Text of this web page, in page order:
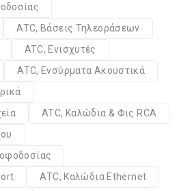
ATC, Βάσεις Τηλεοράσεων
ATC, Ενισχυτές
ATC, Ενσύρματα Ακουστικά
ATC, Καλώδια & Φις RCA
ATC, Καλώδια Ethernet